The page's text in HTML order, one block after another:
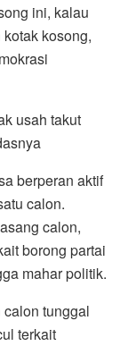
ini, kalau
kosong,
usah takut
berperan aktif
calon.
calon,
borong partai
mahar politik.
tunggal
terkait